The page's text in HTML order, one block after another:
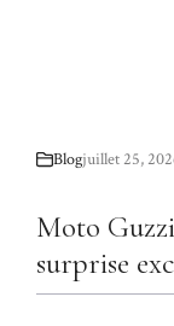
Blogjuillet 25,
Moto Guzzi
surprise